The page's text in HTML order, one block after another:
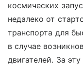
космических
недалеко от
транспорта для
в случае
двигателей. За